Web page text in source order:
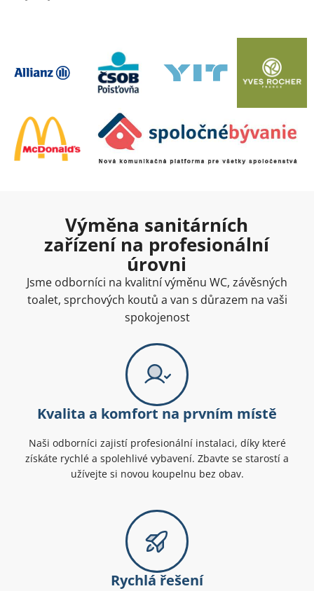
Výměna sanitárních
zařízení na profesionální
úrovni
Jsme odborníci na kvalitní výměnu WC, závěsných
toalet, sprchových koutů a van s důrazem na vaši
spokojenost
Kvalita a komfort na prvním místě
Naši odborníci zajistí profesionální instalaci, díky které
získáte rychlé a spolehlivé vybavení. Zbavte se starostí a
užívejte si novou koupelnu bez obav.
Rychlá řešení